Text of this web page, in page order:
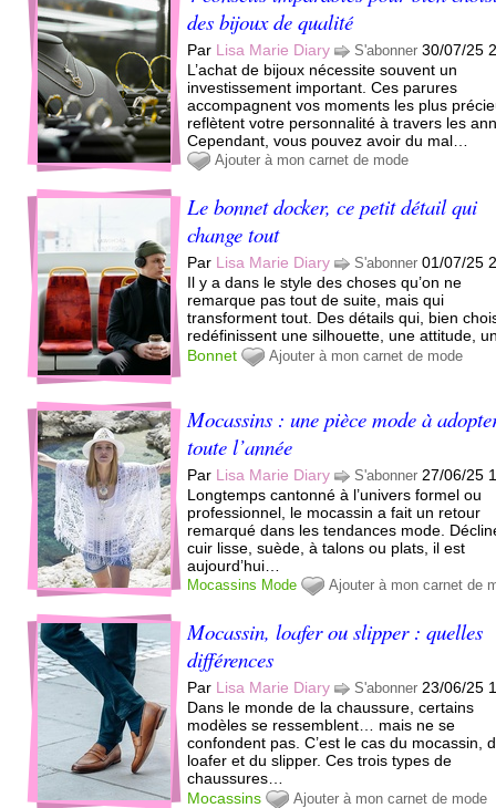
des bijoux de qualité
Par Lisa Marie Diary S'abonner 30/07/25
L’achat de bijoux nécessite souvent un
investissement important. Ces parures
accompagnent vos moments les plus
reflètent votre personnalité à travers les
Cependant, vous pouvez avoir du mal…
Ajouter à mon carnet de mode
Le bonnet docker, ce petit détail qui
change tout
Par Lisa Marie Diary S'abonner 01/07/25
Il y a dans le style des choses qu’on ne
remarque pas tout de suite, mais qui
transforment tout. Des détails qui, bien
redéfinissent une silhouette, une attitude,
Bonnet
Ajouter à mon carnet de mode
Mocassins : une pièce mode à
toute l’année
Par Lisa Marie Diary S'abonner 27/06/25
Longtemps cantonné à l’univers formel ou
professionnel, le mocassin a fait un retour
remarqué dans les tendances mode.
cuir lisse, suède, à talons ou plats, il est
aujourd’hui…
Mocassins Mode Ajouter à mon carnet de
Mocassin, loafer ou slipper : quelles
différences
Par Lisa Marie Diary S'abonner 23/06/25
Dans le monde de la chaussure, certains
modèles se ressemblent… mais ne se
confondent pas. C’est le cas du mocassin,
loafer et du slipper. Ces trois types de
chaussures…
Mocassins
Ajouter à mon carnet de mode